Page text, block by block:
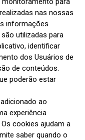
nas nossas
informações
utilizadas para
identificar
dos Usuários de
de conteúdos.
poderão estar
ao
experiência
cookies ajudam a
saber quando o